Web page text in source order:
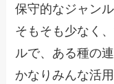
保守的なジャン
そもそも少なく
ルで、ある種の
かなりみんな活